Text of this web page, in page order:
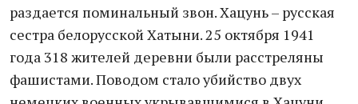
раздается поминальный звон. Хацунь – русская
сестра белорусской Хатыни. 25 октября 1941
года 318 жителей деревни были расстреляны
фашистами. Поводом стало убийство двух